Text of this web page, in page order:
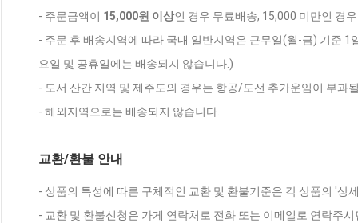
- 주문금액이 15,000원 이상인 경우 무료배송, 15,000 미만인 경
- 주문 후 배송지역에 따라 국내 일반지역은 근무일(월-금) 기준
요일 및 공휴일에는 배송되지 않습니다.)
- 도서 산간 지역 및 제주도의 경우는 항공/도선 추가운임이 부과
- 해외지역으로는 배송되지 않습니다.
교환/환불 안내
- 상품의 특성에 따른 구체적인 교환 및 환불기준은 각 상품의 '상
- 교환 및 환불신청은 가게 연락처로 전화 또는 이메일로 연락주